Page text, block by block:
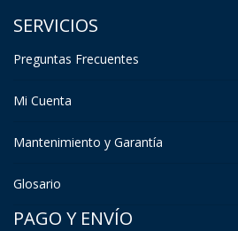
SERVICIOS
Preguntas Frecuentes
Mi Cuenta
Mantenimiento y Garantía
Glosario
PAGO Y ENVÍO